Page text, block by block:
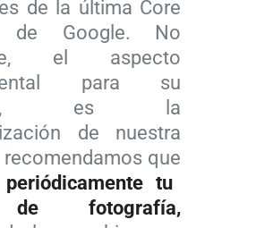
de la última Core
de Google. No
el aspecto
para su
es la
de nuestra
recomendamos que
tu
fotografía,
l
i
c
a
a
a
l
a
t
o
a
í
a
+
1
e
s
t
r